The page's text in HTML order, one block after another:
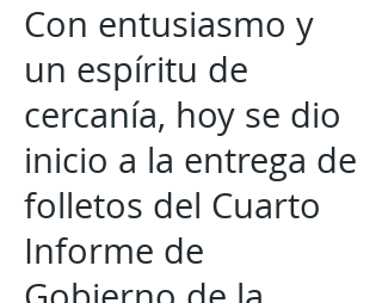
Con entusiasmo y
un espíritu de
cercanía, hoy se dio
inicio a la entrega de
folletos del Cuarto
Informe de